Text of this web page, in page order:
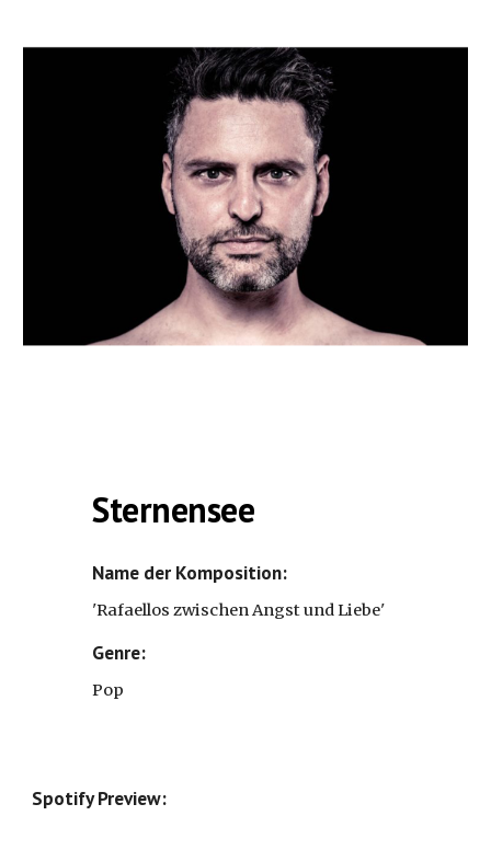
Sternensee
Name der Komposition:
'Rafaellos zwischen Angst und Liebe'
Genre:
Pop
Spotify Preview: